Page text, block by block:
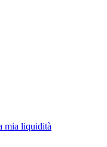
mia liquidità